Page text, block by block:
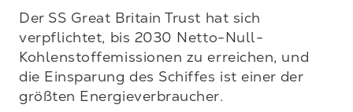
Der SS Great Britain Trust hat sich
verpflichtet, bis 2030 Netto-Null-
Kohlenstoffemissionen zu erreichen, und
die Einsparung des Schiffes ist einer der
größten Energieverbraucher.